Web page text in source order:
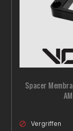
Spacer
Vergriffen